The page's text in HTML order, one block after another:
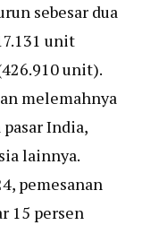
sebesar dua
unit
unit).
melemahnya
India,
lainnya.
pemesanan
15 persen